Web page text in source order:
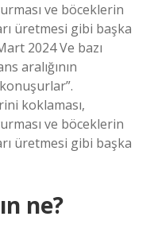
ve böceklerin
üretmesi gibi başka
2024 Ve bazı
aralığının
koklaması,
ve böceklerin
üretmesi gibi başka
ne?